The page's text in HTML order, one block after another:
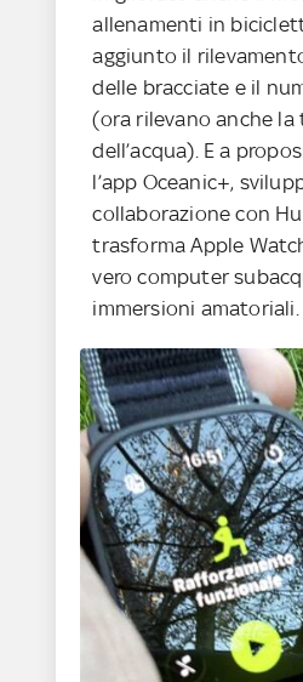
allenamenti in
aggiunto il
delle bracciate e il
(ora rilevano anche
dell’acqua). E a
l’app Oceanic+,
collaborazione con
trasforma Apple
vero computer
immersioni amatoriali.